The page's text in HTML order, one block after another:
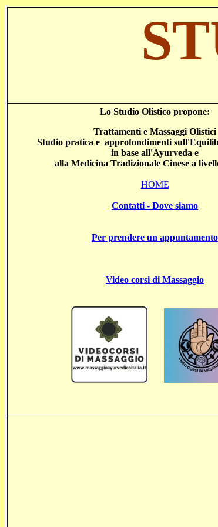
Lo Studio Olistico propone:
Trattamenti e Massaggi Olistici
Studio pratica e approfondimenti
in base all'Ayurveda e
alla Medicina Tradizionale Cinese a
HOME
Contatti - Dove siamo
Per prendere un appuntamento
Video corsi di Massaggio